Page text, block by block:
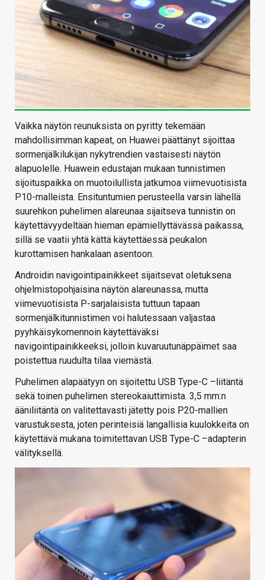
Vaikka näytön reunuksista on pyritty tekemään
mahdollisimman kapeat, on Huawei päättänyt sijoittaa
sormenjälkilukijan nykytrendien vastaisesti näytön
alapuolelle. Huawein edustajan mukaan tunnistimen
sijoituspaikka on muotoilullista jatkumoa viimevuotisista
P10-malleista. Ensituntumien perusteella varsin lähellä
suurehkon puhelimen alareunaa sijaitseva tunnistin on
käytettävyydeltään hieman epämiellyttävässä paikassa,
sillä se vaatii yhtä kättä käytettäessä peukalon
kurottamisen hankalaan asentoon.
Androidin navigointipainikkeet sijaitsevat oletuksena
ohjelmistopohjaisina näytön alareunassa, mutta
viimevuotisista P-sarjalaisista tuttuun tapaan
sormenjälkitunnistimen voi halutessaan valjastaa
pyyhkäisykomennoin käytettäväksi
navigointipainikkeeksi, jolloin kuvaruutunäppäimet saa
poistettua ruudulta tilaa viemästä.
Puhelimen alapäätyyn on sijoitettu USB Type-C –liitäntä
sekä toinen puhelimen stereokaiuttimista. 3,5 mm:n
ääniliitäntä on valitettavasti jätetty pois P20-mallien
varustuksesta, joten perinteisiä langallisia kuulokkeita on
käytettävä mukana toimitettavan USB Type-C –adapterin
välityksellä.